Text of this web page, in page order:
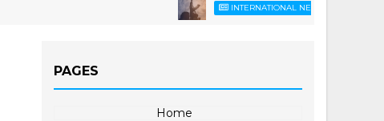
INTERNATIONAL NEWS ဆော်ဒီညွန့်ပေါ
PAGES
Home